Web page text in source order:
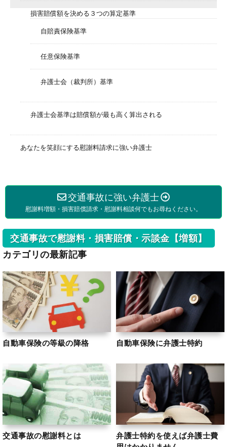
損害賠償額を決める３つの算定基準
自賠責保険基準
任意保険基準
弁護士会（裁判所）基準
弁護士会基準は賠償額が最も高く算出される
あなたを笑顔にする慰謝料請求に強い弁護士
交通事故に強い弁護士
慰謝料増額・損害賠償請求・慰謝料相談何でもお尋ねください。
交通事故で慰謝料・損害賠償・示談金【増額】
カテゴリの最新記事
自動車保険の等級の降格 自動車保険に弁護士特約
交通事故の慰謝料とは
弁護士特約を使えば弁護士費